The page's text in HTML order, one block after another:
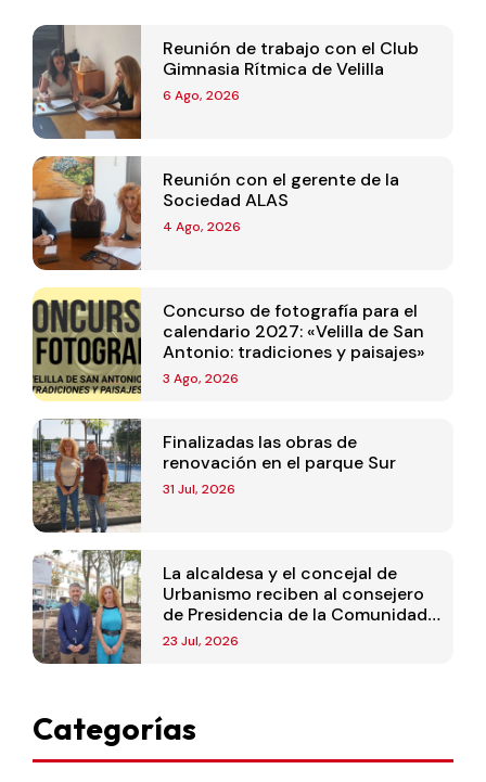
Reunión de trabajo con el Club
Gimnasia Rítmica de Velilla
6 Ago, 2026
Reunión con el gerente de la
Sociedad ALAS
4 Ago, 2026
Concurso de fotografía para el
calendario 2027: «Velilla de San
Antonio: tradiciones y paisajes»
3 Ago, 2026
Finalizadas las obras de
renovación en el parque Sur
31 Jul, 2026
La alcaldesa y el concejal de
Urbanismo reciben al consejero
de Presidencia de la Comunidad
de Madrid
23 Jul, 2026
Categorías